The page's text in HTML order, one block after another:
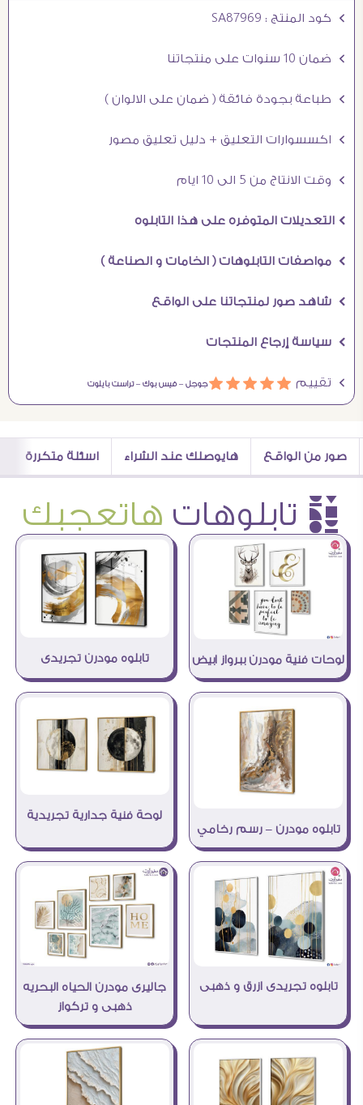
Ö كود المنتج : SA87969
Ö ضمان 10 سنوات على منتجاتنا
Ö طباعة بجودة فائقة ( ضمان على الالوان )
Ö اكسسوارات التعليق + دليل تعليق مصور
Ö وقت الانتاج من 5 الى 10 ايام
Ö التعديلات المتوفره على هذا التابلوه
Ö مواصفات التابلوهات ( الخامات و الصناعة )
Ö شاهد صور لمنتجاتنا على الواقع
Ö سياسة إرجاع المنتجات
Ö تقييم áááááجوجل –فيس بوك –تراست بايلوت
صور من الواقع هايوصلك عند الشراء اسئلة متكررة
è تابلوهات هاتعجبك
لوحات فنية مودرن ببرواز ابيض تابلوه مودرن تجريدى
تابلوه مودرن – رسم رخامي
لوحة فنية جدارية تجريدية
تابلوه تجريدى ازرق و ذهبى
جاليرى مودرن الحياه البحريه
ذهبى و تركواز